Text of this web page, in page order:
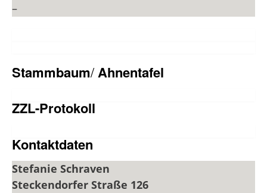
–
Stammbaum/Ahnentafel
ZZL-Protokoll
Kontaktdaten
Stefanie Schraven
Steckendorfer Straße 126